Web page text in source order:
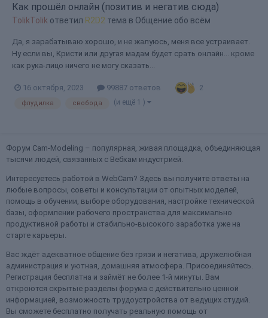
Как прошёл онлайн (позитив и негатив сюда)
TolikTolik ответил R2D2 тема в Общение обо всём
Да, я зарабатываю хорошо, и не жалуюсь, меня все устраивает.
Ну если вы, Кристи или другая мадам будет срать онлайн... кроме
как рука-лицо ничего не могу сказать...
16 октября, 2023 99887 ответов 2
флудилка свобода (и ещё 1 )
Форум Cam-Modeling – популярная, живая площадка, объединяющая
тысячи людей, связанных с Вебкам индустрией.
Интересуетесь работой в WebCam? Здесь вы получите ответы на
любые вопросы, советы и консультации от опытных моделей,
помощь в обучении, выборе оборудования, настройке технической
базы, оформлении рабочего пространства для максимально
продуктивной работы и стабильно-высокого заработка уже на
старте карьеры.
Вас ждёт адекватное общение без грязи и негатива, дружелюбная
администрация и уютная, домашняя атмосфера. Присоединяйтесь.
Регистрация бесплатна и займёт не более 1-й минуты. Вам
откроются скрытые разделы форума с действительно ценной
информацией, возможность трудоустройства от ведущих студий.
Вы сможете бесплатно получать реальную помощь от